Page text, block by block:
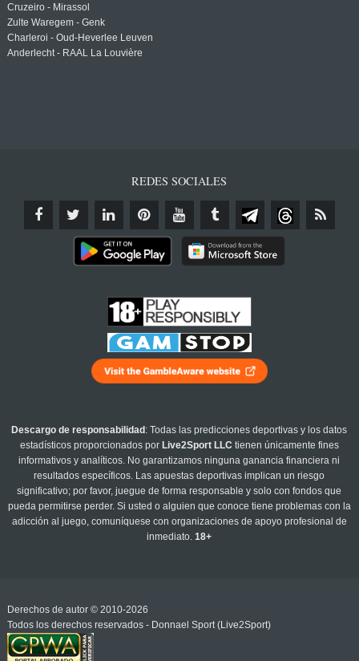
Cruzeiro - Mirassol
Zulte Waregem - Genk
Charleroi - Oud-Heverlee Leuven
Anderlecht - RAAL La Louvière
REDES SOCIALES
Descargo de responsabilidad : Todas las predicciones deportivas y los datos
estadísticos proporcionados por Live2Sport LLC tienen únicamente fines
informativos y analíticos. No garantizamos ninguna ganancia financiera ni
resultados específicos. Las apuestas deportivas implican un riesgo
significativo; por favor, juegue de forma responsable y solo con fondos que
pueda permitirse perder. Si usted o alguien que conoce tiene problemas con la
adicción al juego, comuníquese con organizaciones de apoyo profesional de
inmediato.18+
Derechos de autor © 2010-2026
Todos los derechos reservados - Donnael Sport (Live2Sport)